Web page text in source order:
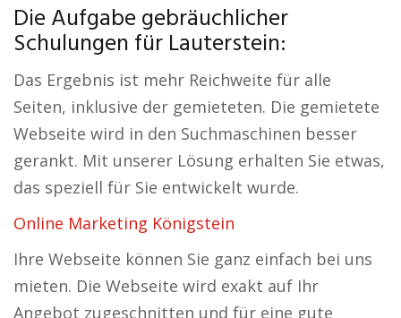
Die Aufgabe gebräuchlicher
Schulungen für Lauterstein:
Das Ergebnis ist mehr Reichweite für alle
Seiten, inklusive der gemieteten. Die gemietete
Webseite wird in den Suchmaschinen besser
gerankt. Mit unserer Lösung erhalten Sie etwas,
das speziell für Sie entwickelt wurde.
Online Marketing Königstein
Ihre Webseite können Sie ganz einfach bei uns
mieten. Die Webseite wird exakt auf Ihr
Angebot zugeschnitten und für eine gute